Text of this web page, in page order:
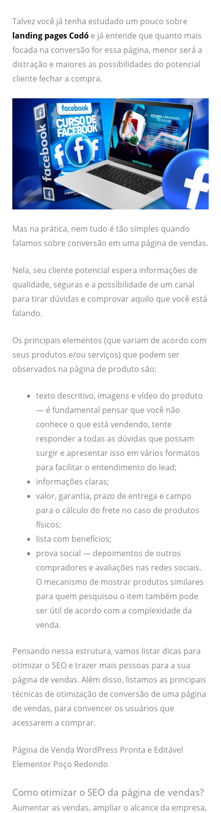
Talvez você já tenha estudado um pouco sobre
landing pages Codóe já entende que quanto mais
focada na conversão for essa página, menor será a
distração e maiores as possibilidades do potencial
cliente fechar a compra.
Mas na prática, nem tudo é tão simples quando
falamos sobre conversão em uma página de vendas.
Nela, seu cliente potencial espera informações de
qualidade, seguras e a possibilidade de um canal
para tirar dúvidas e comprovar aquilo que você está
falando.
Os principais elementos (que variam de acordo com
seus produtos e/ou serviços) que podem ser
observados na página de produto são:
texto descritivo, imagens e vídeo do produto
— é fundamental pensar que você não
conhece o que está vendendo, tente
responder a todas as dúvidas que possam
surgir e apresentar isso em vários formatos
para facilitar o entendimento do lead;
informações claras;
valor, garantia, prazo de entrega e campo
para o cálculo do frete no caso de produtos
físicos;
lista com benefícios;
prova social — depoimentos de outros
compradores e avaliações nas redes sociais.
O mecanismo de mostrar produtos similares
para quem pesquisou o item também pode
ser útil de acordo com a complexidade da
venda.
Pensando nessa estrutura, vamos listar dicas para
otimizar o SEO e trazer mais pessoas para a sua
página de vendas. Além disso, listamos as principais
técnicas de otimização de conversão de uma página
de vendas, para convencer os usuários que
acessarem a comprar.
Página de Venda WordPress Pronta e Editável
Elementor Poço Redondo
Como otimizar o SEO da página de vendas?
Aumentar as vendas, ampliar o alcance da empresa,